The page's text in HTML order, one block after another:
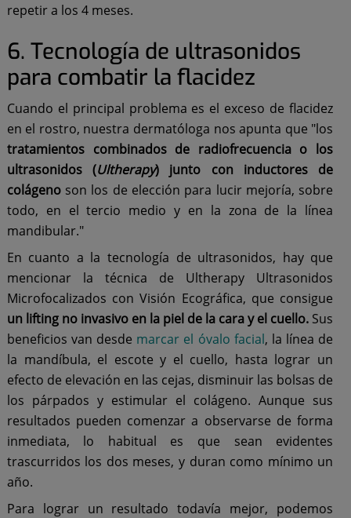
repetir a los 4 meses.
6. Tecnología de ultrasonidos
para combatir la flacidez
Cuando el principal problema es el exceso de flacidez
en el rostro, nuestra dermatóloga nos apunta que "los
tratamientos combinados de radiofrecuencia o los
ultrasonidos (Ultherapy)
junto con inductores de
colágenoson los de elección para lucir mejoría, sobre
todo, en el tercio medio y en la zona de la línea
mandibular."
En cuanto a la tecnología de ultrasonidos, hay que
mencionar la técnica de Ultherapy Ultrasonidos
Microfocalizados con Visión Ecográfica, que consigue
un lifting no invasivo en la piel de la cara y el cuello. Sus
beneficios van desde marcar el óvalo facial, la línea de
la mandíbula, el escote y el cuello, hasta lograr un
efecto de elevación en las cejas, disminuir las bolsas de
los párpados y estimular el colágeno. Aunque sus
resultados pueden comenzar a observarse de forma
inmediata, lo habitual es que sean evidentes
trascurridos los dos meses, y duran como mínimo un
año.
Para lograr un resultado todavía mejor, podemos